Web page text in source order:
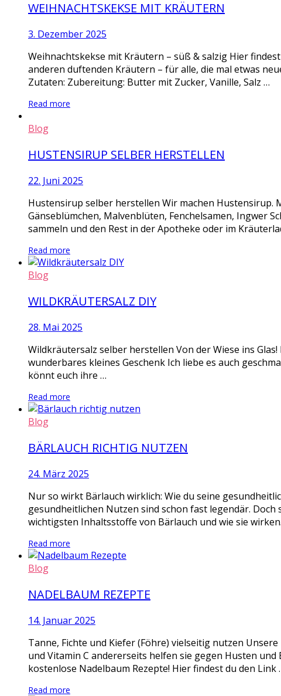
WEIHNACHTSKEKSE MIT KRÄUTERN
3. Dezember 2025
Weihnachtskekse mit Kräutern – süß & salzig Hier
anderen duftenden Kräutern – für alle, die mal etwas
Zutaten: Zubereitung: Butter mit Zucker, Vanille, Salz …
Read more
Blog
HUSTENSIRUP SELBER HERSTELLEN
22. Juni 2025
Hustensirup selber herstellen Wir machen Hustensirup.
Gänseblümchen, Malvenblüten, Fenchelsamen, Ingwer
sammeln und den Rest in der Apotheke oder im
Read more
Blog
WILDKRÄUTERSALZ DIY
28. Mai 2025
Wildkräutersalz selber herstellen Von der Wiese ins
wunderbares kleines Geschenk Ich liebe es auch
könnt euch ihre …
Read more
Blog
BÄRLAUCH RICHTIG NUTZEN
24. März 2025
Nur so wirkt Bärlauch wirklich: Wie du seine
gesundheitlichen Nutzen sind schon fast legendär.
wichtigsten Inhaltsstoffe von Bärlauch und wie sie
Read more
Blog
NADELBAUM REZEPTE
14. Januar 2025
Tanne, Fichte und Kiefer (Föhre) vielseitig nutzen
und Vitamin C andererseits helfen sie gegen Husten
kostenlose Nadelbaum Rezepte! Hier findest du den Link
Read more